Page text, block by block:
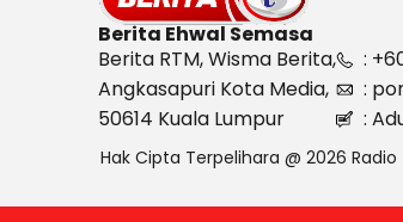
Berita Ehwal Semasa
Berita RTM, Wisma Berita,
Angkasapuri Kota Media,
50614 Kuala Lumpur
:
:
:
Hak Cipta Terpelihara @ 2026